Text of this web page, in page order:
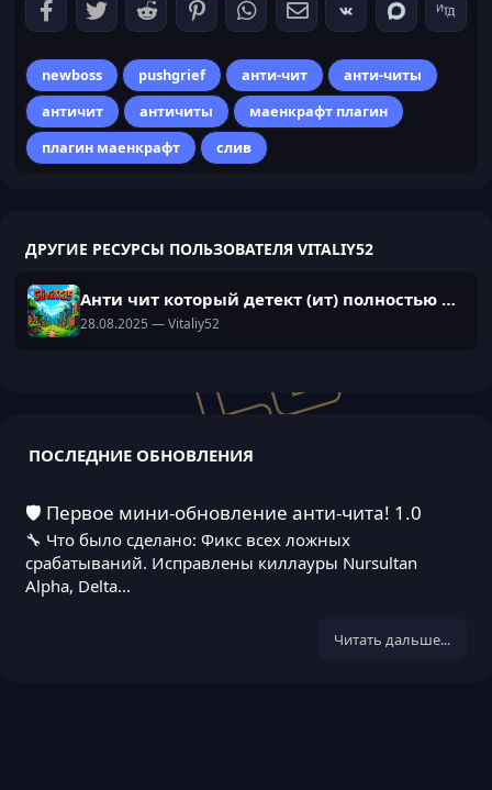
newboss pushgrief анти-чит
анти-читы
античит
античиты
маенкрафт плагин
плагин маенкрафт
слив
ДРУГИЕ РЕСУРСЫ ПОЛЬЗОВАТЕЛЯ VITALIY52
Анти чит который детект (ит) полностью HvH так-же другие киллауры и чит функции!
28.08.2025 — Vitaliy52
ПОСЛЕДНИЕ ОБНОВЛЕНИЯ
🛡️ Первое мини-обновление анти-чита! 1.0
🔧 Что было сделано: Фикс всех ложных
срабатываний. Исправлены киллауры Nursultan
Alpha, Delta...
Читать дальше...